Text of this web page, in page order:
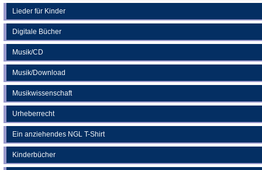
Lieder für Kinder
Digitale Bücher
Musik/CD
Musik/Download
Musikwissenschaft
Urheberrecht
Ein anziehendes NGL T-Shirt
Kinderbücher